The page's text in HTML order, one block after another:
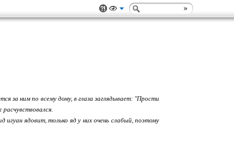
за ним по всему дому, в глаза заглядывает: "Прости
игуан ядовит, только яд у них очень слабый, поэтому